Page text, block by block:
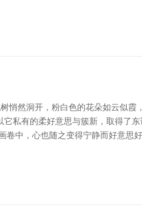
然洞开，粉白色的花朵如云似霞
私有的柔好意思与簇新，取得了
中，心也随之变得宁静而好意思